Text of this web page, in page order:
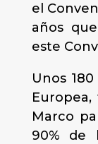
el
años
este
Unos
Marco
90% de